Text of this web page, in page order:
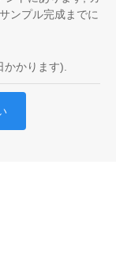
ンプル完成までに
かります).